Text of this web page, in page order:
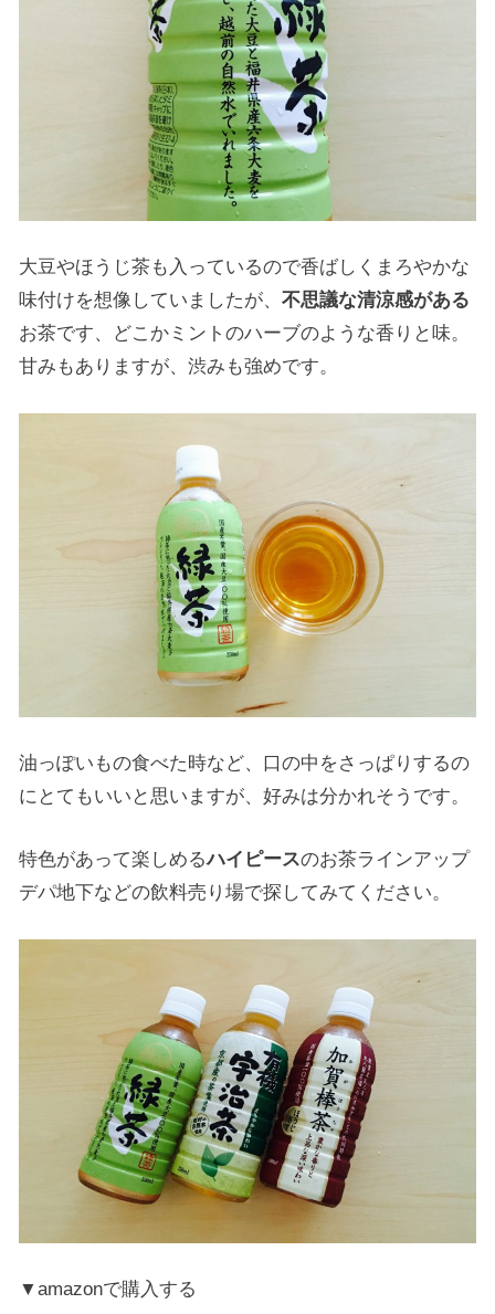
大豆やほうじ茶も入っているので香ばしくまろやかな
味付けを想像していましたが、不思議な清涼感がある
お茶です、どこかミントのハーブのような香りと味。
甘みもありますが、渋みも強めです。
油っぽいもの食べた時など、口の中をさっぱりするの
にとてもいいと思いますが、好みは分かれそうです。
特色があって楽しめるハイピースのお茶ラインアップ
デパ地下などの飲料売り場で探してみてください。
▼amazonで購入する